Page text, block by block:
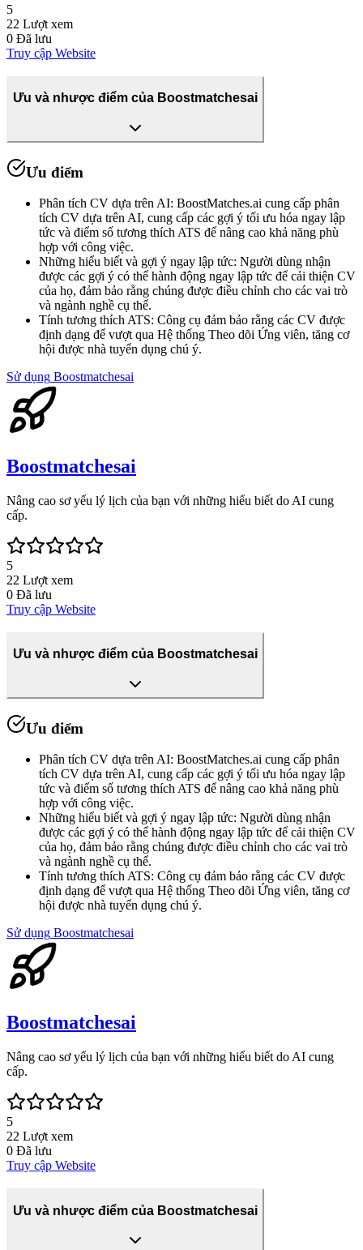
5
22 Lượt xem
0 Đã lưu
Truy cập Website
Ưu và nhược điểm của Boostmatchesai
Ưu điểm
Phân tích CV dựa trên AI: BoostMatches.ai cung cấp phân
tích CV dựa trên AI, cung cấp các gợi ý tối ưu hóa ngay lập
tức và điểm số tương thích ATS để nâng cao khả năng phù
hợp với công việc.
Những hiểu biết và gợi ý ngay lập tức: Người dùng nhận
được các gợi ý có thể hành động ngay lập tức để cải thiện CV
của họ, đảm bảo rằng chúng được điều chỉnh cho các vai trò
và ngành nghề cụ thể.
Tính tương thích ATS: Công cụ đảm bảo rằng các CV được
định dạng để vượt qua Hệ thống Theo dõi Ứng viên, tăng cơ
hội được nhà tuyển dụng chú ý.
Sử dụng Boostmatchesai
Boostmatchesai
Nâng cao sơ yếu lý lịch của bạn với những hiểu biết do AI cung
cấp.
5
22 Lượt xem
0 Đã lưu
Truy cập Website
Ưu và nhược điểm của Boostmatchesai
Ưu điểm
Phân tích CV dựa trên AI: BoostMatches.ai cung cấp phân
tích CV dựa trên AI, cung cấp các gợi ý tối ưu hóa ngay lập
tức và điểm số tương thích ATS để nâng cao khả năng phù
hợp với công việc.
Những hiểu biết và gợi ý ngay lập tức: Người dùng nhận
được các gợi ý có thể hành động ngay lập tức để cải thiện CV
của họ, đảm bảo rằng chúng được điều chỉnh cho các vai trò
và ngành nghề cụ thể.
Tính tương thích ATS: Công cụ đảm bảo rằng các CV được
định dạng để vượt qua Hệ thống Theo dõi Ứng viên, tăng cơ
hội được nhà tuyển dụng chú ý.
Sử dụng Boostmatchesai
Boostmatchesai
Nâng cao sơ yếu lý lịch của bạn với những hiểu biết do AI cung
cấp.
5
22 Lượt xem
0 Đã lưu
Truy cập Website
Ưu và nhược điểm của Boostmatchesai